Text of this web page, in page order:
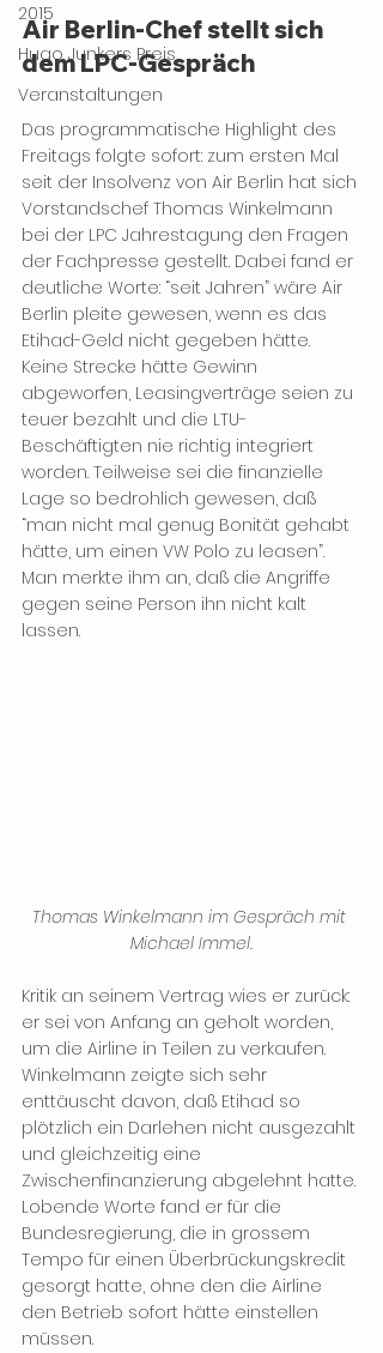
2015
Hugo Junkers Preis
Veranstaltungen
Air Berlin-Chef stellt sich
dem LPC-Gespräch
Das programmatische Highlight des
Freitags folgte sofort: zum ersten Mal
seit der Insolvenz von Air Berlin hat sich
Vorstandschef Thomas Winkelmann
bei der LPC Jahrestagung den Fragen
der Fachpresse gestellt. Dabei fand er
deutliche Worte: “seit Jahren” wäre Air
Berlin pleite gewesen, wenn es das
Etihad-Geld nicht gegeben hätte.
Keine Strecke hätte Gewinn
abgeworfen, Leasingverträge seien zu
teuer bezahlt und die LTU-
Beschäftigten nie richtig integriert
worden. Teilweise sei die finanzielle
Lage so bedrohlich gewesen, daß
“man nicht mal genug Bonität gehabt
hätte, um einen VW Polo zu leasen”.
Man merkte ihm an, daß die Angriffe
gegen seine Person ihn nicht kalt
lassen.
Thomas Winkelmann im Gespräch mit
Michael Immel.
Kritik an seinem Vertrag wies er zurück:
er sei von Anfang an geholt worden,
um die Airline in Teilen zu verkaufen.
Winkelmann zeigte sich sehr
enttäuscht davon, daß Etihad so
plötzlich ein Darlehen nicht ausgezahlt
und gleichzeitig eine
Zwischenfinanzierung abgelehnt hatte.
Lobende Worte fand er für die
Bundesregierung, die in grossem
Tempo für einen Überbrückungskredit
gesorgt hatte, ohne den die Airline
den Betrieb sofort hätte einstellen
müssen.